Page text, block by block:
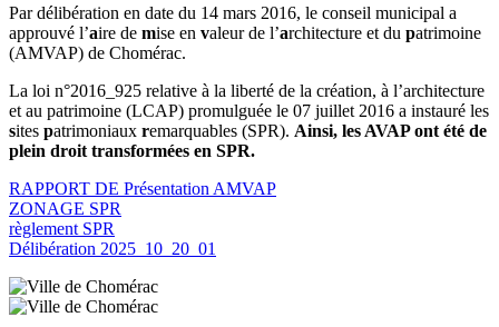
Par délibération en date du 14 mars 2016, le conseil municipal a
approuvé l’aire de mise en valeur de l’architecture et du patrimoine
(AMVAP) de Chomérac.
La loi n°2016_925 relative à la liberté de la création, à l’architecture
et au patrimoine (LCAP) promulguée le 07 juillet 2016 a instauré les
sites patrimoniaux remarquables (SPR). Ainsi, les AVAP ont été de
plein droit transformées en SPR.
RAPPORT DE Présentation AMVAP
ZONAGE SPR
règlement SPR
Délibération 2025_10_20_01